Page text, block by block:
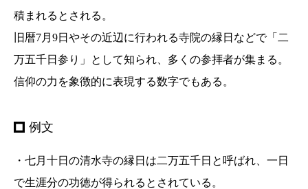
積まれるとされる。
旧暦7月9日やその近辺に行われる寺院の縁日などで「二
万五千日参り」として知られ、多くの参拝者が集まる。
信仰の力を象徴的に表現する数字でもある。
例文
・七月十日の清水寺の縁日は二万五千日と呼ばれ、一日
で生涯分の功徳が得られるとされている。